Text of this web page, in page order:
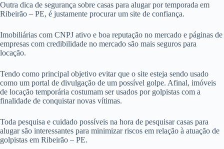
Outra dica de segurança sobre casas para alugar por temporada em
Ribeirão – PE, é justamente procurar um site de confiança.
Imobiliárias com CNPJ ativo e boa reputação no mercado e páginas de
empresas com credibilidade no mercado são mais seguros para
locação.
Tendo como principal objetivo evitar que o site esteja sendo usado
como um portal de divulgação de um possível golpe. Afinal, imóveis
de locação temporária costumam ser usados por golpistas com a
finalidade de conquistar novas vítimas.
Toda pesquisa e cuidado possíveis na hora de pesquisar casas para
alugar são interessantes para minimizar riscos em relação à atuação de
golpistas em Ribeirão – PE.